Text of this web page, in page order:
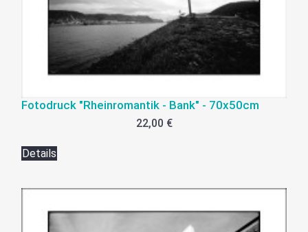
Fotodruck "Rheinromantik - Bank" - 70x50cm
22,00 €
Details